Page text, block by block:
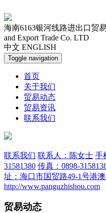
海南6163银河线路进出口贸
and Export Trade Co. LTD
中文 ENGLISH
Toggle navigation
首页
关于我们
贸易动态
贸易资讯
联系我们
联系我们 联系人：陈女士 手
31581380 传真：0898-
址：海口市国贸路49-1号港
http://www.panguzhishou.com
贸易动态